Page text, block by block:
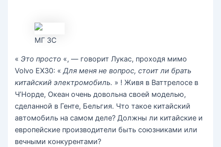
МГ ЗС
«Это просто «, — говорит Лукас, проходя мимо
Volvo EX30: «Для меня не вопрос, стоит ли брать
китайский электромобиль. » ! Живя в Ваттрелосе в
Ч’Норде, Океан очень довольна своей моделью,
сделанной в Генте, Бельгия. Что такое китайский
автомобиль на самом деле? Должны ли китайские и
европейские производители быть союзниками или
вечными конкурентами?